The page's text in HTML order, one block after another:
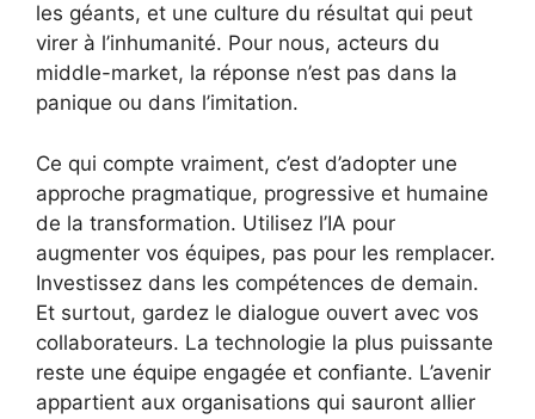
les géants, et une culture du résultat qui peut
virer à l’inhumanité. Pour nous, acteurs du
middle-market, la réponse n’est pas dans la
panique ou dans l’imitation.
Ce qui compte vraiment, c’est d’adopter une
approche pragmatique, progressive et humaine
de la transformation. Utilisez l’IA pour
augmenter vos équipes, pas pour les remplacer.
Investissez dans les compétences de demain.
Et surtout, gardez le dialogue ouvert avec vos
collaborateurs. La technologie la plus puissante
reste une équipe engagée et confiante. L’avenir
appartient aux organisations qui sauront allier